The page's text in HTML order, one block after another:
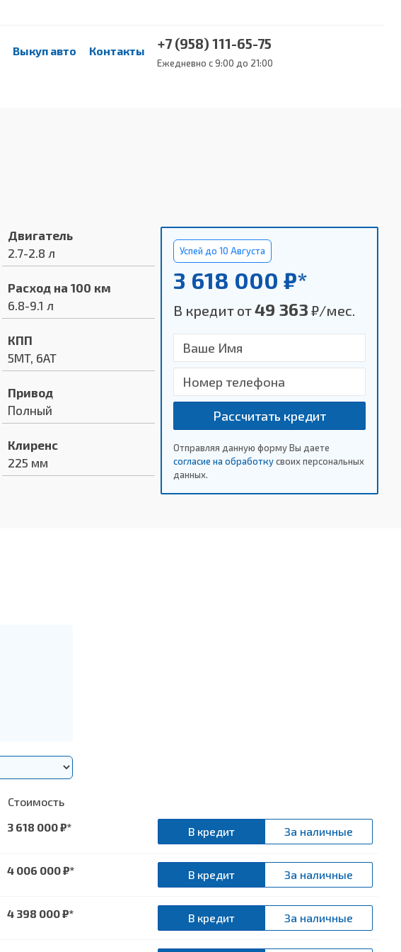
Выкуп авто Контакты +7 (958) 111-65-75
Ежедневно с 9:00 до 21:00
Двигатель
2.7-2.8 л
Расход на 100 км
6.8-9.1 л
КПП
5MT, 6AT
Привод
Полный
Клиренс
225 мм
Успей до 10 Августа
3 618 000 ₽*
В кредит от49 363 ₽/мес.
Рассчитать кредит
Отправляя данную форму Вы даете
согласие на обработкусвоих персональных
данных.
Стоимость
3 618 000₽* В кредит За наличные
4 006 000₽* В кредит За наличные
4 398 000₽* В кредит За наличные